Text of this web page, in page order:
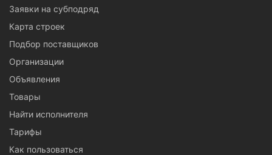
Заявки на субподряд
Карта строек
Подбор поставщиков
Организации
Объявления
Товары
Найти исполнителя
Тарифы
Как пользоваться